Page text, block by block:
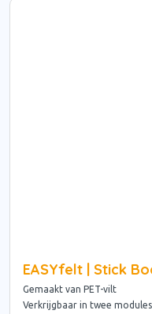
EASYfelt | Stick
Gemaakt van PET-vilt
Verkrijgbaar in twee modules